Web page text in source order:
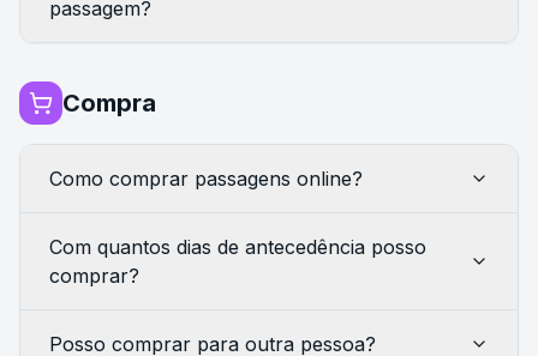
passagem?
Compra
Como comprar passagens online?
Com quantos dias de antecedência posso
comprar?
Posso comprar para outra pessoa?